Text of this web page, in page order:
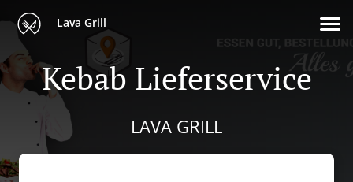
Lava Grill
Kebab Lieferservice
LAVA GRILL